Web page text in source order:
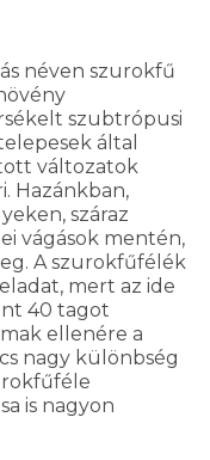
néven szurokfű
szubtrópusi
által
változatok
Hazánkban,
száraz
vágások mentén,
A szurokfűfélék
mert az ide
40 tagot
ellenére a
nagy különbség
is nagyon